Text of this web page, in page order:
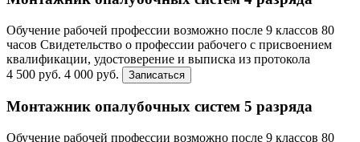
Обучение рабочей профессии возможно после 9 классов 80
часов Свидетельство о профессии рабочего с присвоением
квалификации, удостоверение и выписка из протокола
4 500 руб. 4 000 руб. Записаться
Монтажник опалубочных систем 5 разряда
Обучение рабочей профессии возможно после 9 классов 80